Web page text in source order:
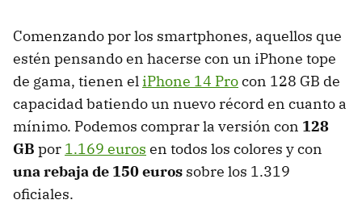
Comenzando por los smartphones, aquellos que
estén pensando en hacerse con un iPhone tope
de gama, tienen eliPhone 14 Procon 128 GB de
capacidad batiendo un nuevo récord en cuanto a
mínimo. Podemos comprar la versión con 128
GB por 1.169 euros en todos los colores y con
una rebaja de 150 euros sobre los 1.319
oficiales.